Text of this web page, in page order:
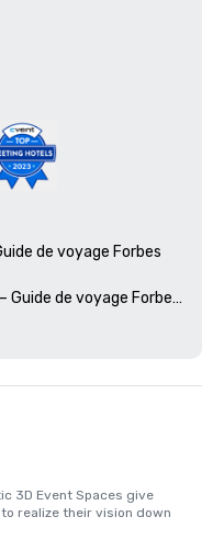
de voyage Forbes
Guide de voyage Forbes
U.S. News & World
2025
3D Event Spaces give
realize their vision down